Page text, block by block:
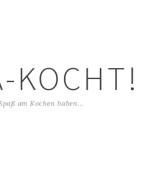
KOCHT!
am Kochen haben...